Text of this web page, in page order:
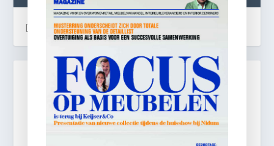
[custom-twitter-feeds]